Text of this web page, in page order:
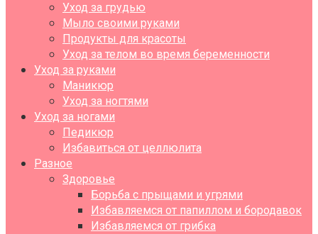
Уход за грудью
Мыло своими руками
Продукты для красоты
Уход за телом во время беременности
Уход за руками
Маникюр
Уход за ногтями
Уход за ногами
Педикюр
Избавиться от целлюлита
Разное
Здоровье
Борьба с прыщами и угрями
Избавляемся от папиллом и бородавок
Избавляемся от грибка